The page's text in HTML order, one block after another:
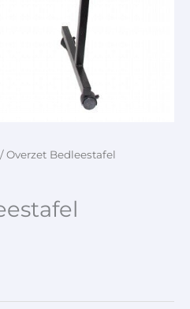
/ Overzet Bedleestafel